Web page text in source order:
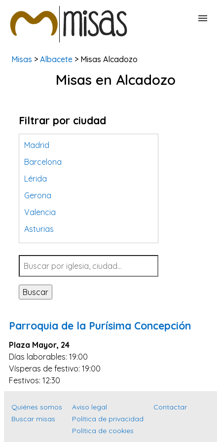
BUSCAR MISAS
Misas > Albacete > Misas Alcadozo
Misas en Alcadozo
Filtrar por ciudad
Madrid
Barcelona
Lérida
Gerona
Valencia
Asturias
Tarragona
Navarra
Valladolid
Sevilla
Santa Cruz de Tenerife
Cantabria
Islas Baleares
Las Palmas
Buscar
Parroquia de la Purísima Concepción
Plaza Mayor, 24
Días laborables: 19:00
Vísperas de festivo: 19:00
Festivos: 12:30
Quiénes somos
Buscar misas
Aviso legal
Política de privacidad
Política de cookies
Contactar